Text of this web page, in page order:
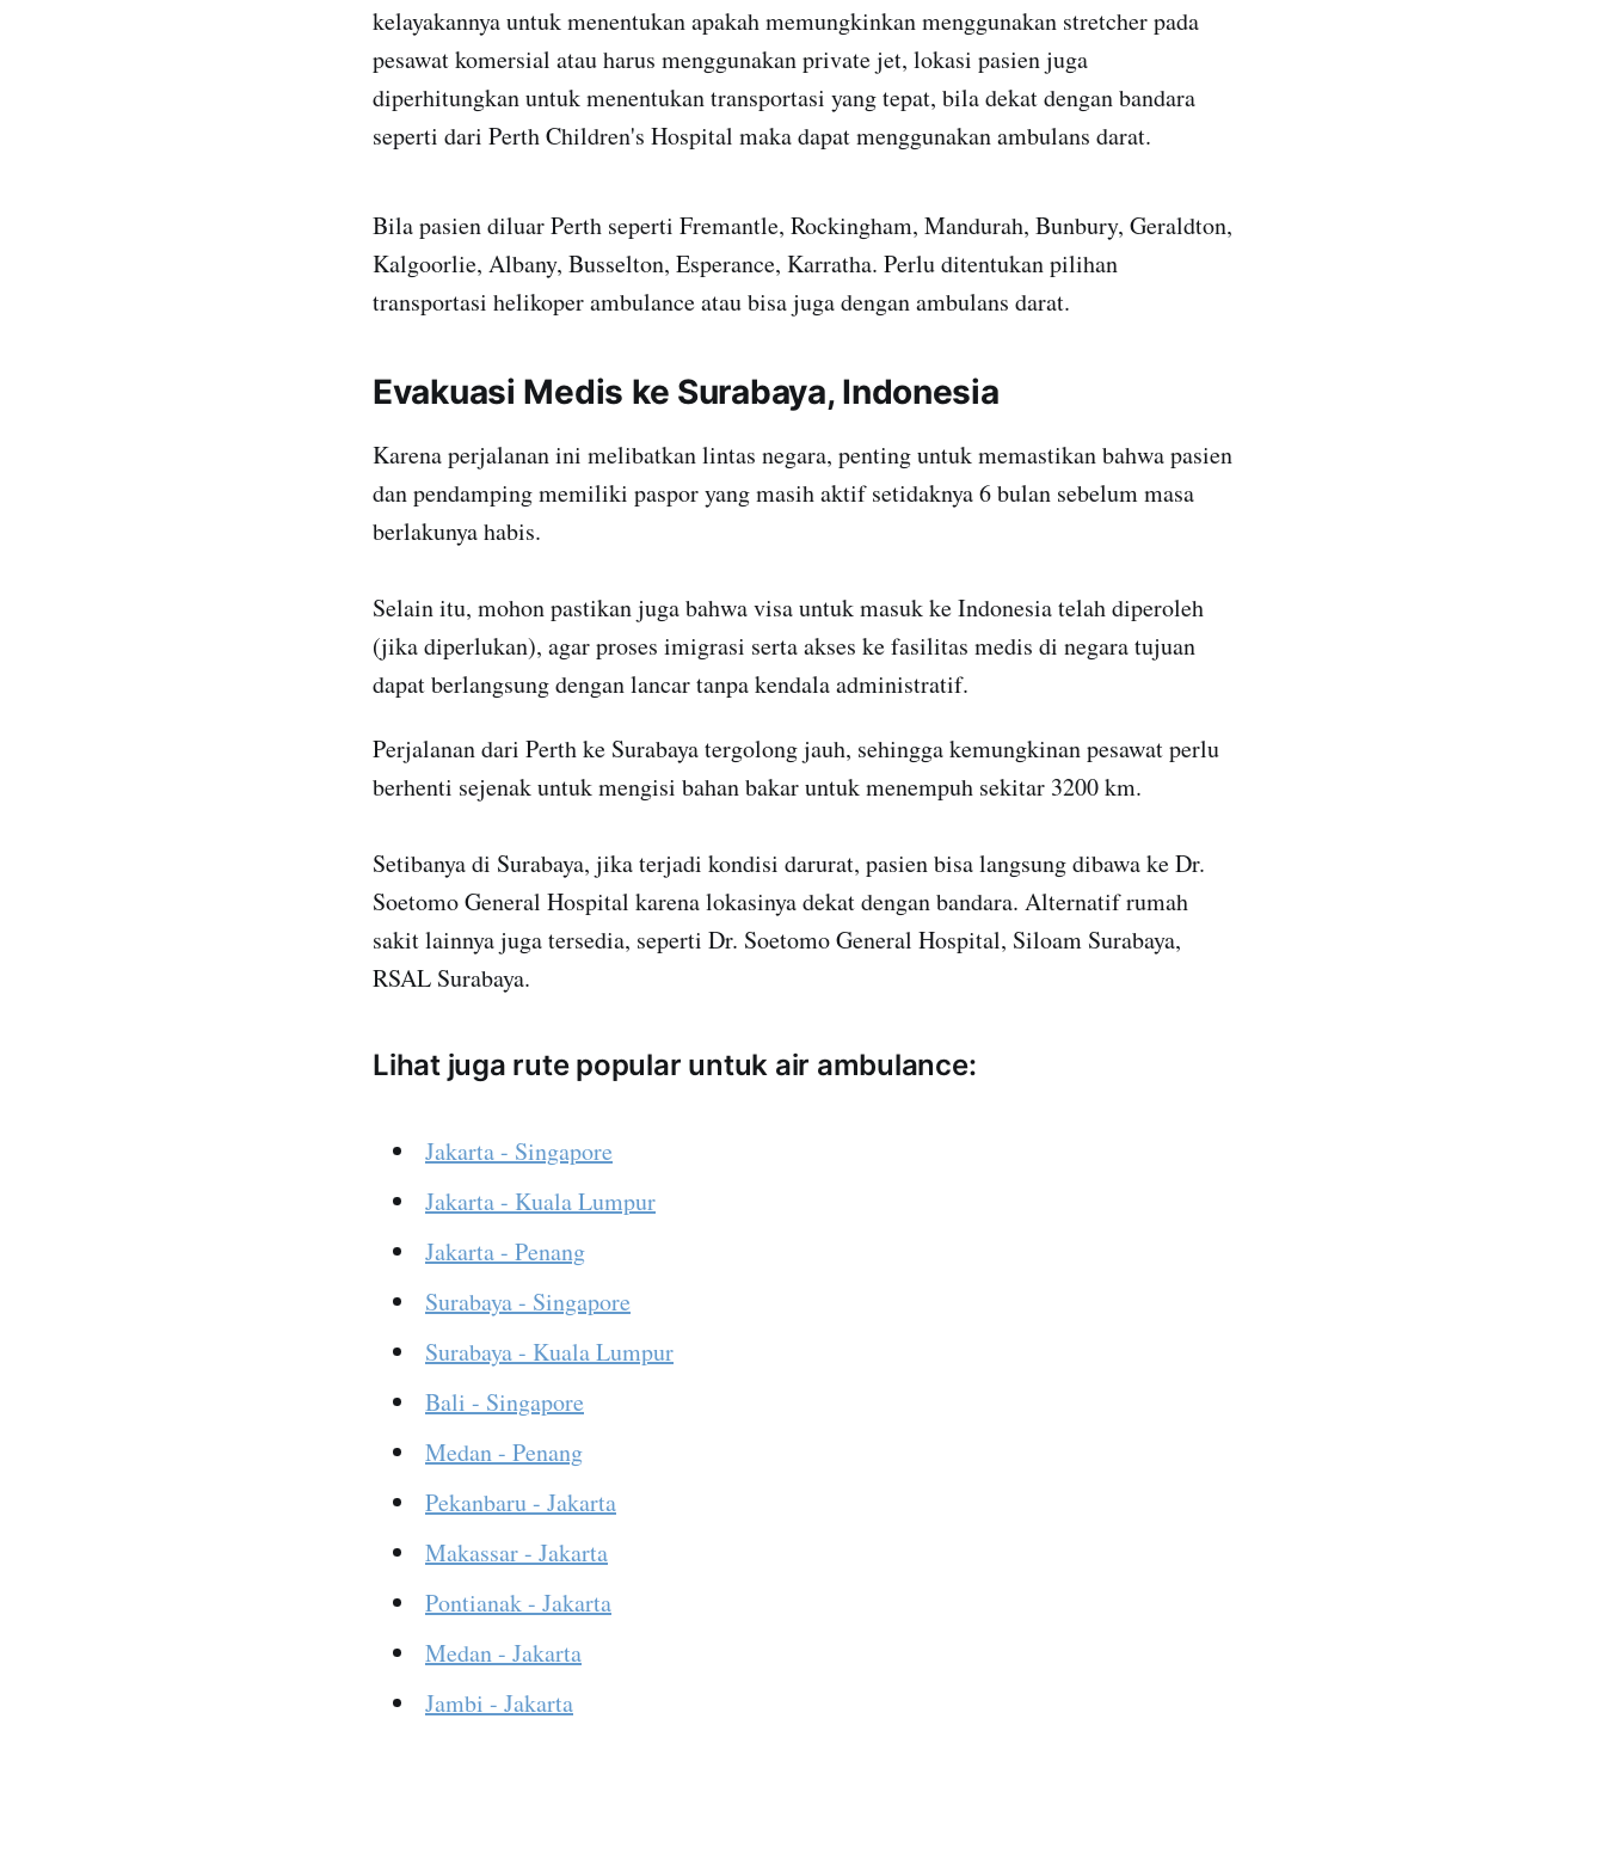
kelayakannya untuk menentukan apakah memungkinkan menggunakan stretcher pada
pesawat komersial atau harus menggunakan private jet, lokasi pasien juga
diperhitungkan untuk menentukan transportasi yang tepat, bila dekat dengan bandara
seperti dari Perth Children's Hospital maka dapat menggunakan ambulans darat.
Bila pasien diluar Perth seperti Fremantle, Rockingham, Mandurah, Bunbury, Geraldton,
Kalgoorlie, Albany, Busselton, Esperance, Karratha. Perlu ditentukan pilihan
transportasi helikoper ambulance atau bisa juga dengan ambulans darat.
Evakuasi Medis ke Surabaya, Indonesia
Karena perjalanan ini melibatkan lintas negara, penting untuk memastikan bahwa pasien
dan pendamping memiliki paspor yang masih aktif setidaknya 6 bulan sebelum masa
berlakunya habis.
Selain itu, mohon pastikan juga bahwa visa untuk masuk ke Indonesia telah diperoleh
(jika diperlukan), agar proses imigrasi serta akses ke fasilitas medis di negara tujuan
dapat berlangsung dengan lancar tanpa kendala administratif.
Perjalanan dari Perth ke Surabaya tergolong jauh, sehingga kemungkinan pesawat perlu
berhenti sejenak untuk mengisi bahan bakar untuk menempuh sekitar 3200 km.
Setibanya di Surabaya, jika terjadi kondisi darurat, pasien bisa langsung dibawa ke Dr.
Soetomo General Hospital karena lokasinya dekat dengan bandara. Alternatif rumah
sakit lainnya juga tersedia, seperti Dr. Soetomo General Hospital, Siloam Surabaya,
RSAL Surabaya.
Lihat juga rute popular untuk air ambulance:
Jakarta - Singapore
Jakarta - Kuala Lumpur
Jakarta - Penang
Surabaya - Singapore
Surabaya - Kuala Lumpur
Bali - Singapore
Medan - Penang
Pekanbaru - Jakarta
Makassar - Jakarta
Pontianak - Jakarta
Medan - Jakarta
Jambi - Jakarta